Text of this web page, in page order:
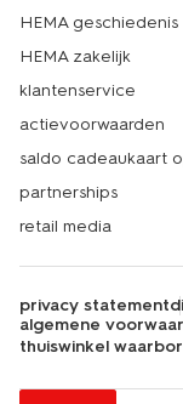
HEMA geschiedenis
HEMA zakelijk
klantenservice
actievoorwaarden
saldo cadeaukaart
partnerships
retail media
privacy statement
algemene
thuiswinkel